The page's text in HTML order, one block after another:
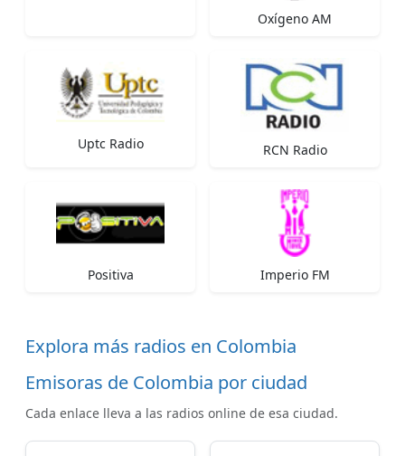
Oxígeno AM
Uptc Radio RCN Radio
Positiva Imperio FM
Explora más radios en Colombia
Emisoras de Colombia por ciudad
Cada enlace lleva a las radios online de esa ciudad.